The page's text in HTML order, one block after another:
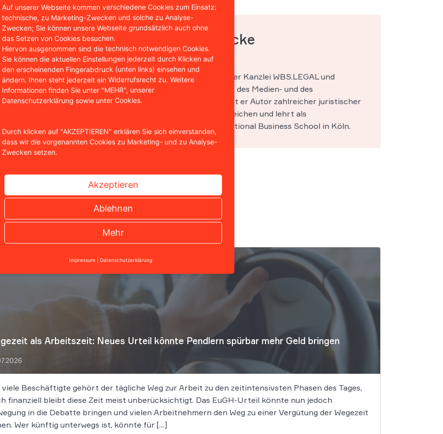
Prof. Christian Solmecke
Autor & Partner WBS.LEGAL
Prof. Christian Solmecke ist Partner der Kanzlei WBS.LEGAL und
insbesondere in den Bereichen des IT-, des Medien- und des
Internetrechts tätig. Darüber hinaus ist er Autor zahlreicher juristischer
Fachveröffentlichungen in diesen Bereichen und lehrt als
Honorarprofessor an der CBS International Business School in Köln.
Artikel
als Arbeitszeit: Neues Urteil könnte Pendlern spürbar mehr Geld bringen
viele Beschäftigte gehört der tägliche Weg zur Arbeit zu den zeitintensivsten Phasen des Tages,
finanziell bleibt diese Zeit meist unberücksichtigt. Das EuGH-Urteil könnte nun jedoch
in die Debatte bringen und vielen Arbeitnehmern den Weg zu einer Vergütung der Wegezeit
Wer künftig unterwegs ist, könnte für […]
Auf unserer Webseite kommen verschiedene Cookies zum Einsatz:
technische, zu Marketing-Zwecken und solche zu Analyse-
Zwecken; Sie können unsere Webseite grundsätzlich auch ohne
das Setzen von Cookies besuchen.
Hiervon ausgenommen sind die technisch notwendigen Cookies.
Sie können die aktuellen Einstellungen jederzeit durch Klicken auf
den erscheinenden Fingerabdruck (unten links) einsehen und
ändern. Ihnen steht jederzeit ein Widerrufsrecht zu. Weitere
Informationen finden Sie unter "MEHR", unserer
Datenschutzerklärung sowie unter Cookies.
Durch klicken auf "AKZEPTIEREN" erklären Sie sich einverstanden,
dass wir die vorgenannten Cookies zu Marketing- und zu Analyse-
Zwecken setzen.
Akzeptieren
Ablehnen
Mehr
Impressum | Datenschutzerklärung